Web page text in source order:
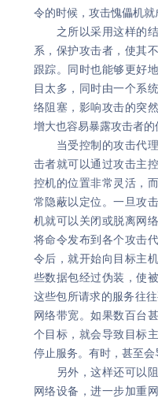
令的时候，攻击愧儡机就
之所以采用这样的结
系，保护攻击者，使其
跟踪。同时也能够更好
目太多，同时由一个系
络阻塞，影响攻击的突
增大也容易暴露攻击者的
当受控制的攻击代理
击者就可以通过攻击主
控机的位置非常灵活，
常隐蔽以定位。一旦攻
机就可以关闭或脱离网
将命令发布到各个攻击
令后，就开始向目标主
些数据包经过伪装，使
这些包所请求的服务往
网络带宽。如果数百台
个目标，就会导致目标
停止服务。有时，甚至会
另外，这样还可以阻
网络设备，进一步加重